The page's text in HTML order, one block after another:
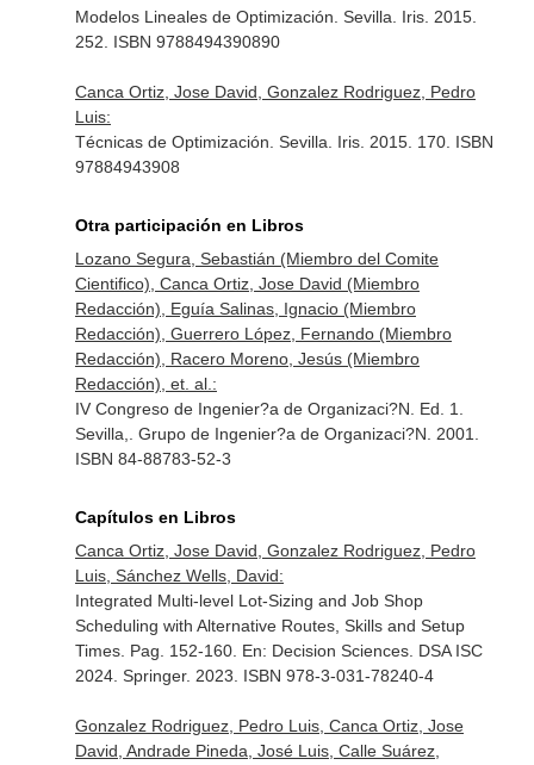
Modelos Lineales de Optimización. Sevilla. Iris. 2015.
252. ISBN 9788494390890
Canca Ortiz, Jose David, Gonzalez Rodriguez, Pedro
Luis:
Técnicas de Optimización. Sevilla. Iris. 2015. 170. ISBN
97884943908
Otra participación en Libros
Lozano Segura, Sebastián (Miembro del Comite
Cientifico), Canca Ortiz, Jose David (Miembro
Redacción), Eguía Salinas, Ignacio (Miembro
Redacción), Guerrero López, Fernando (Miembro
Redacción), Racero Moreno, Jesús (Miembro
Redacción), et. al.:
IV Congreso de Ingenier?a de Organizaci?N. Ed. 1.
Sevilla,. Grupo de Ingenier?a de Organizaci?N. 2001.
ISBN 84-88783-52-3
Capítulos en Libros
Canca Ortiz, Jose David, Gonzalez Rodriguez, Pedro
Luis, Sánchez Wells, David:
Integrated Multi-level Lot-Sizing and Job Shop
Scheduling with Alternative Routes, Skills and Setup
Times. Pag. 152-160. En: Decision Sciences. DSA ISC
2024. Springer. 2023. ISBN 978-3-031-78240-4
Gonzalez Rodriguez, Pedro Luis, Canca Ortiz, Jose
David, Andrade Pineda, José Luis, Calle Suárez,